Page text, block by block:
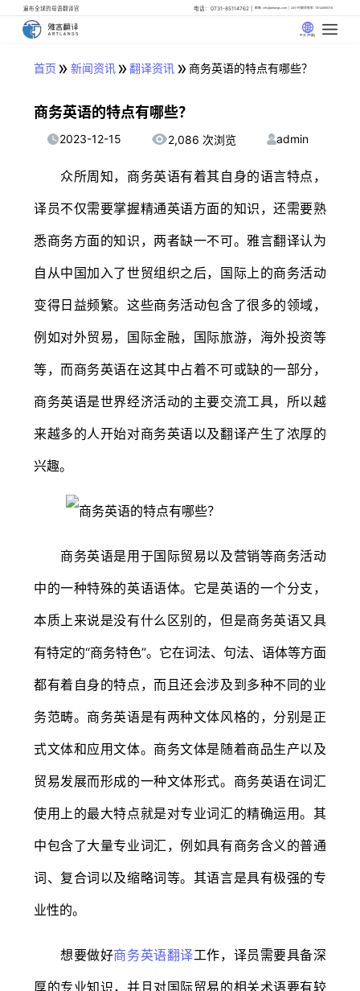
遍布全球的母语翻译官 电话：0731-85114762 邮箱: info@artlangs.com 24小时翻译管家: 18142666316
中文 (中国)
首页 » 新闻资讯» 翻译资讯 » 商务英语的特点有哪些？
商务英语的特点有哪些？
2023-12-15 2,086 次浏览 admin
众所周知，商务英语有着其自身的语言特点，
译员不仅需要掌握精通英语方面的知识，还需要熟
悉商务方面的知识，两者缺一不可。雅言翻译认为
自从中国加入了世贸组织之后，国际上的商务活动
变得日益频繁。这些商务活动包含了很多的领域，
例如对外贸易，国际金融，国际旅游，海外投资等
等，而商务英语在这其中占着不可或缺的一部分，
商务英语是世界经济活动的主要交流工具，所以越
来越多的人开始对商务英语以及翻译产生了浓厚的
兴趣。
商务英语是用于国际贸易以及营销等商务活动
中的一种特殊的英语语体。它是英语的一个分支，
本质上来说是没有什么区别的，但是商务英语又具
有特定的“商务特色”。它在词法、句法、语体等方面
都有着自身的特点，而且还会涉及到多种不同的业
务范畴。商务英语是有两种文体风格的，分别是正
式文体和应用文体。商务文体是随着商品生产以及
贸易发展而形成的一种文体形式。商务英语在词汇
使用上的最大特点就是对专业词汇的精确运用。其
中包含了大量专业词汇，例如具有商务含义的普通
词、复合词以及缩略词等。其语言是具有极强的专
业性的。
想要做好商务英语翻译工作，译员需要具备深
厚的专业知识，并且对国际贸易的相关术语要有较